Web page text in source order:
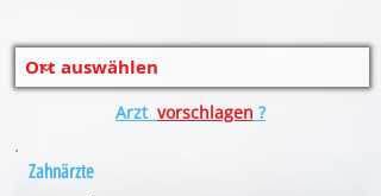
Arzt vorschlagen ?
Zahnärzte